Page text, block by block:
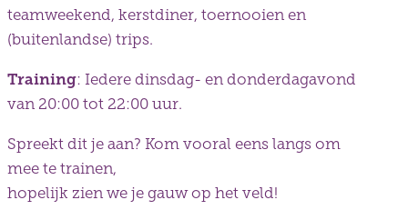
teamweekend, kerstdiner, toernooien en
(buitenlandse) trips.
Training: Iedere dinsdag- en donderdagavond
van 20:00 tot 22:00 uur.
Spreekt dit je aan? Kom vooral eens langs om
mee te trainen,
hopelijk zien we je gauw op het veld!